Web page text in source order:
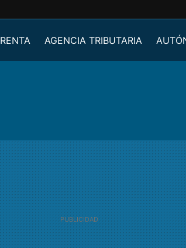
RENTA AGENCIA TRIBUTARIA